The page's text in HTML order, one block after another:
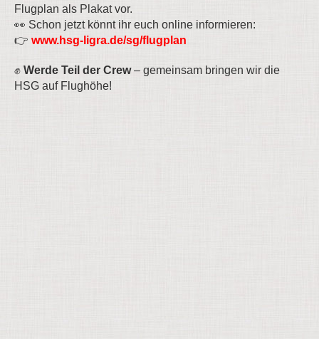
Flugplan als Plakat vor.
👀 Schon jetzt könnt ihr euch online informieren:
👉 www.hsg-ligra.de/sg/flugplan
✊ Werde Teil der Crew– gemeinsam bringen wir die
HSG auf Flughöhe!